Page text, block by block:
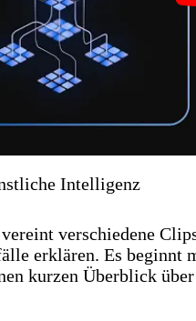
Intelligenz
verschiedene
erklären. Es beginnt
kurzen Überblick